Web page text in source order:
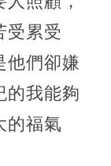
受累受
他們卻嫌
的我能夠
的福氣